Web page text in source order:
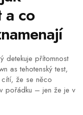
a co
detekuje přítomnost
astehotenský test,
že se něco
pořádku – jen že je v